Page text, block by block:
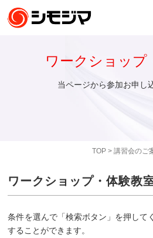
TOP> 講習会のご
ワークショップ
当ページから参加お申し
ワークショップ・体験教
条件を選んで「検索ボタン」を押して
することができます。